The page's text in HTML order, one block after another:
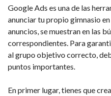
Google Ads es una de las
anunciar tu propio gimnasio
anuncios, se muestran en las
correspondientes. Para
al grupo objetivo correcto,
puntos importantes.
En primer lugar, tienes que